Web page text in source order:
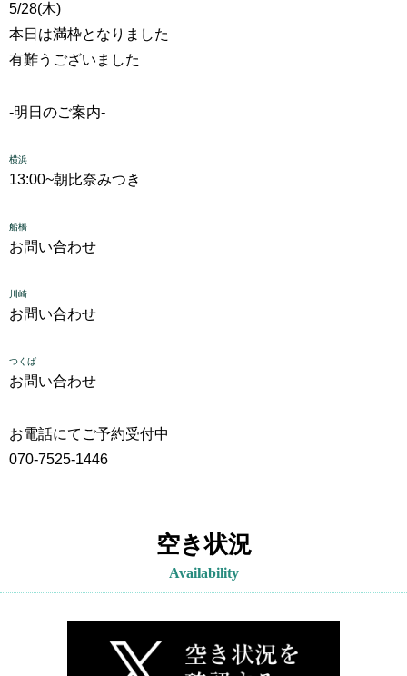
5/28(木)
本日は満枠となりました
有難うございました
-明日のご案内-
横浜
13:00~朝比奈みつき
船橋
お問い合わせ
川崎
お問い合わせ
つくば
お問い合わせ
お電話にてご予約受付中
070-7525-1446
空き状況
Availability